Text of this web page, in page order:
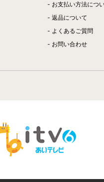
お支払い方法につ
返品について
よくあるご質問
お問い合わせ